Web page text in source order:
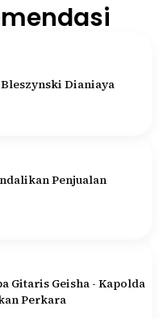
Dianiaya
Penjualan
Gitaris Geisha - Kapolda
Perkara